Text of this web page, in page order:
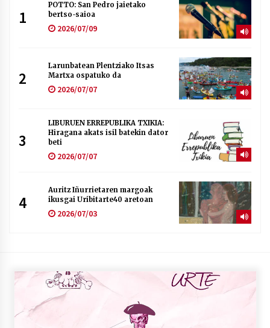
1
POTTO: San Pedro jaietako
bertso-saioa
2026/07/09
2
Larunbatean Plentziako Itsas
Martxa ospatuko da
2026/07/07
3
LIBURUEN ERREPUBLIKA TXIKIA:
Hiragana akats isil batekin dator
beti
2026/07/07
4
Auritz Iñurrietaren margoak
ikusgai Uribitarte40 aretoan
2026/07/03